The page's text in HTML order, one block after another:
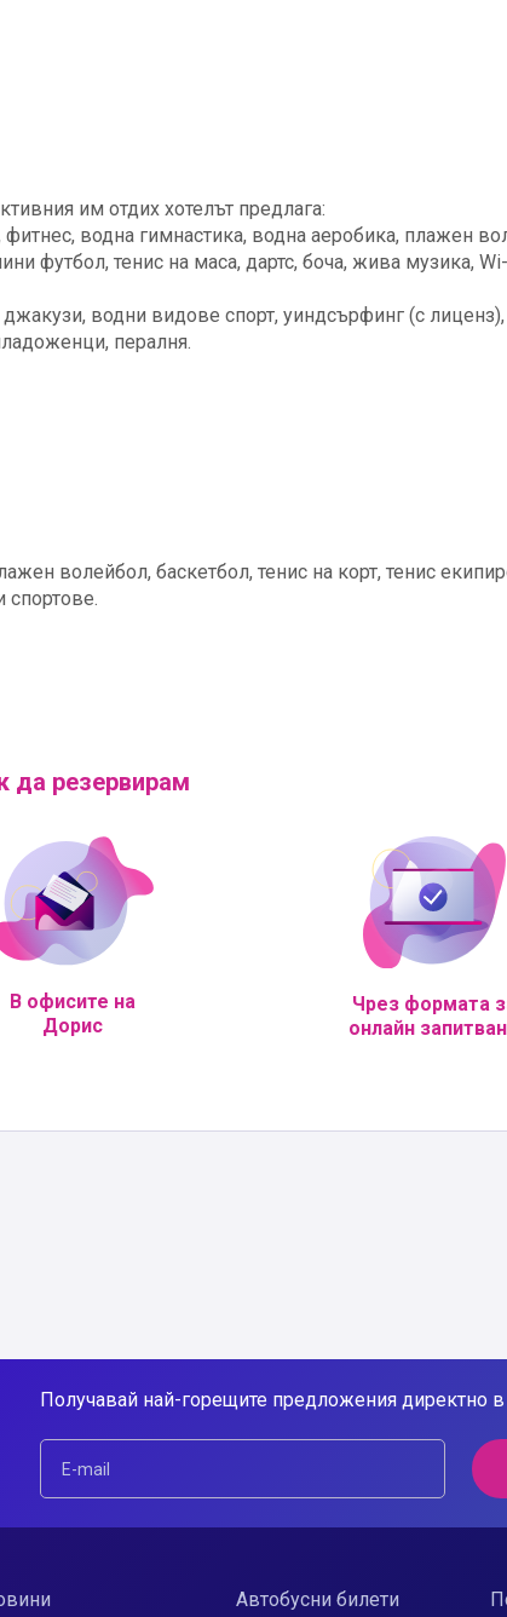
им отдих хотелът предлага:
фитнес, водна гимнастика, водна аеробика, плажен
футбол, тенис на маса, дартс, боча, жива музика,
водни видове спорт, уиндсърфинг (с лиценз),
пералня.
волейбол, баскетбол, тенис на корт, тенис
спортове.
да резервирам
В офисите на
Дорис
Чрез формата
онлайн
Получавай най-горещите предложения директно
Автобусни билети